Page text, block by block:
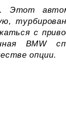
Этот
с
BMW
опции.